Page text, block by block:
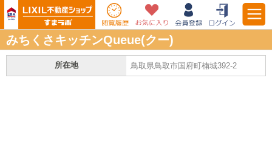
みちくさキッチンQueue(クー)
所在地 鳥取県鳥取市国府町楠城392-2